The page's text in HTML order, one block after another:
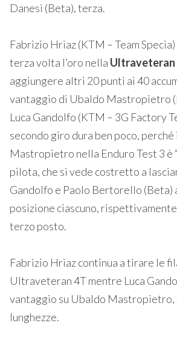
Danesi (Beta), terza.
Fabrizio Hriaz (KTM – Team
terza volta l’oro nella Ultraveteran
aggiungere altri 20 punti ai 40
vantaggio di Ubaldo Mastropietro
Luca Gandolfo (KTM – 3G Factory
secondo giro dura ben poco,
Mastropietro nella Enduro Test 3 è
pilota, che si vede costretto a
Gandolfo e Paolo Bertorello (Beta)
posizione ciascuno,
terzo posto.
Fabrizio Hriaz continua a tirare le
Ultraveteran 4T mentre Luca
vantaggio su Ubaldo Mastropietro,
lunghezze.